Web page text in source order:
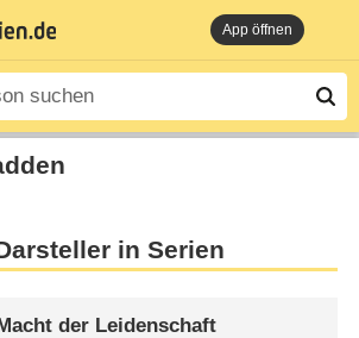
App öffnen
in Serien
der Leidenschaft